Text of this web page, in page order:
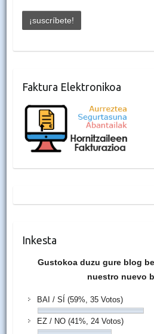
Faktura Elektronikoa
Inkesta
Gustokoa duzu gure blog
nuestro nuevo
BAI / SÍ (59%, 35 Votos)
EZ / NO (41%, 24 Votos)